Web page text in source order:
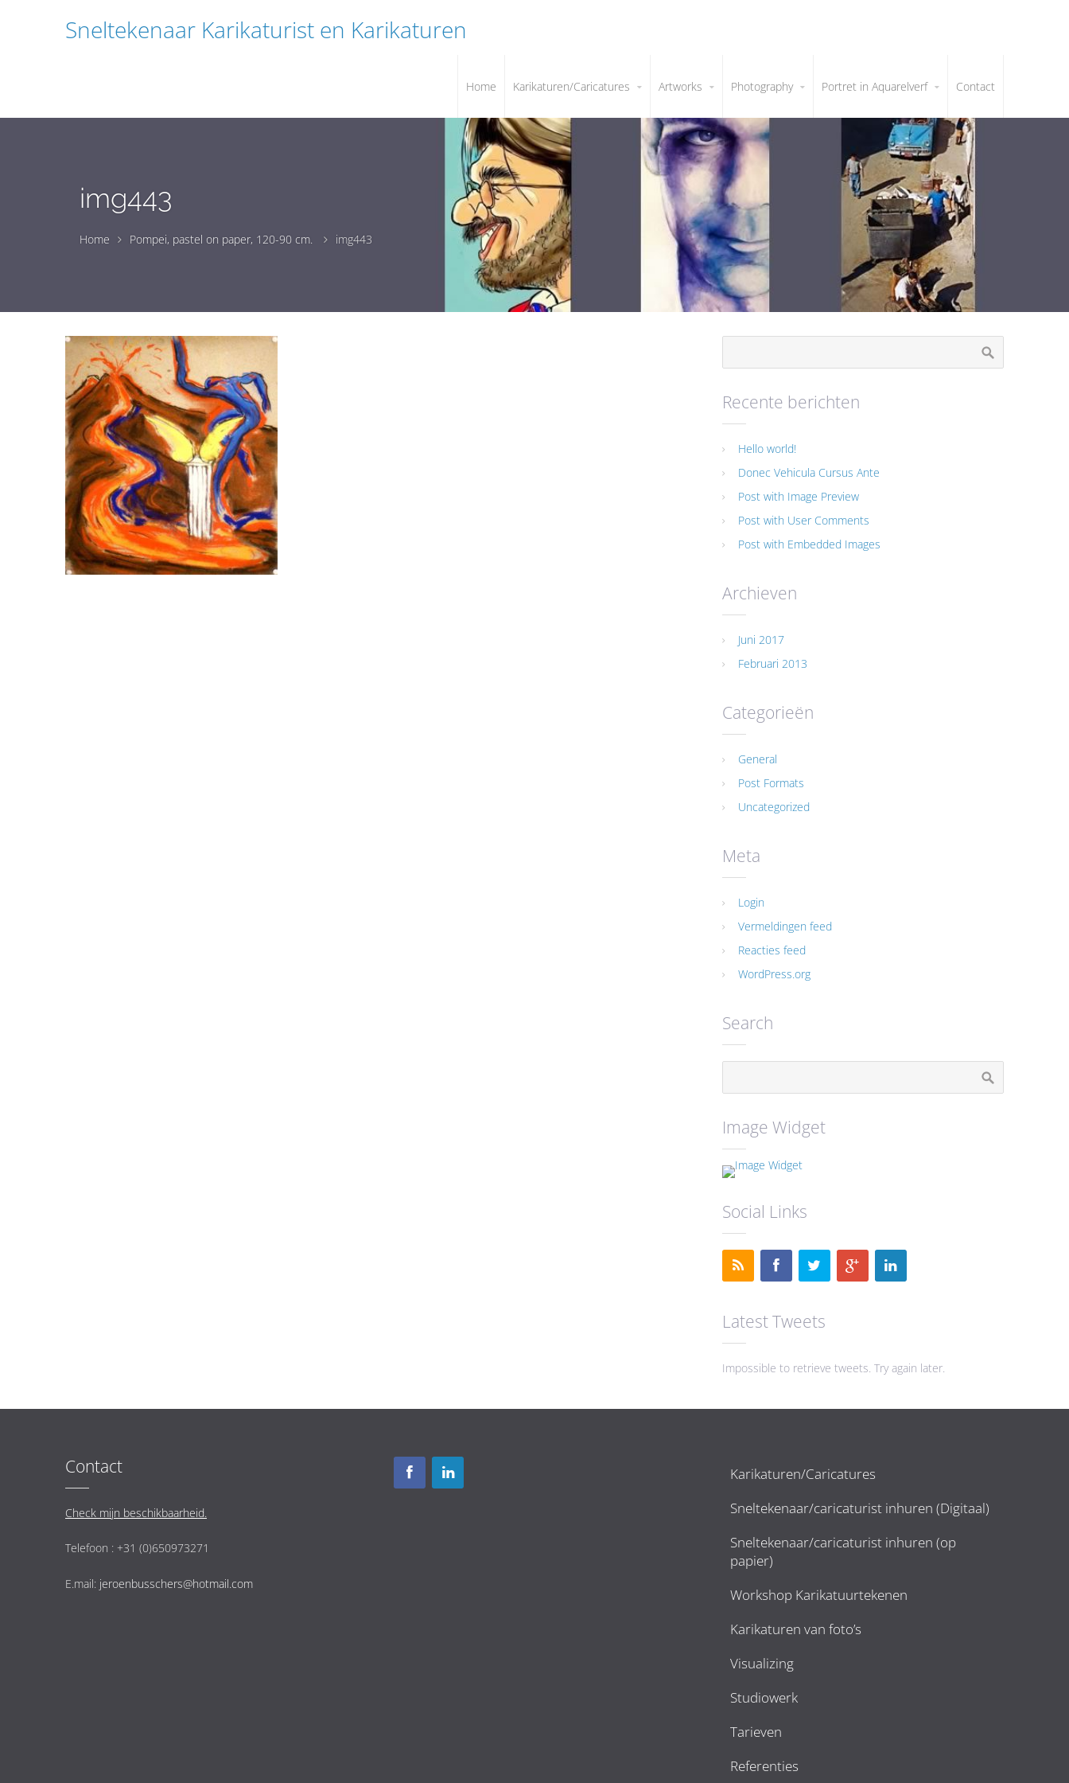
Sneltekenaar Karikaturist en Karikaturen
Home Karikaturen/Caricatures Artworks Photography Portret in Aquarelverf Contact
img443
Home Pompei, pastel on paper, 120-90 cm. img443
Recente berichten
Hello world!
Donec Vehicula Cursus Ante
Post with Image Preview
Post with User Comments
Post with Embedded Images
Archieven
Juni 2017
Februari 2013
Categorieën
General
Post Formats
Uncategorized
Meta
Login
Vermeldingen feed
Reacties feed
WordPress.org
Search
Image Widget
Social Links
Latest Tweets
Impossible to retrieve tweets. Try again later.
Contact
Check mijn beschikbaarheid.
Telefoon : +31 (0)650973271
E.mail: jeroenbusschers@hotmail.com
Karikaturen/Caricatures
Sneltekenaar/caricaturist inhuren (Digitaal)
Sneltekenaar/caricaturist inhuren (op
papier)
Workshop Karikatuurtekenen
Karikaturen van foto’s
Visualizing
Studiowerk
Tarieven
Referenties